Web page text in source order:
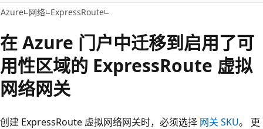
Azure 网络 ExpressRoute
在 Azure 门户中迁移到启用了可
用性区域的 ExpressRoute 虚拟
网络网关
创建 ExpressRoute 虚拟网络网关时，必须选择 网关 SKU。 更